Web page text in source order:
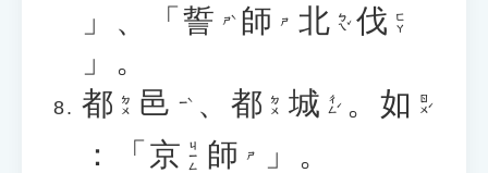
」、「 誓 ㄕˋ 師 ㄕ 北 ㄅㄟˇ 伐 ㄈㄚ
」。
都 ㄉㄨ 邑 ㄧˋ 、 都 ㄉㄨ 城 ㄔㄥˊ 。 如 ㄖㄨˊ
：「 京 ㄐㄧㄥ 師 ㄕ
」。